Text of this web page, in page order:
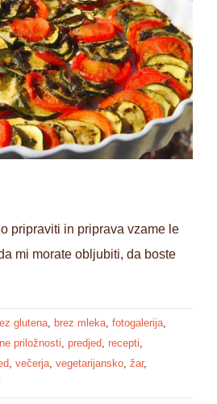
pripraviti in priprava vzame le
mi morate obljubiti, da boste
glutena brez mleka fotogalerija
priložnosti predjed recepti
večerja vegetarijansko žar,